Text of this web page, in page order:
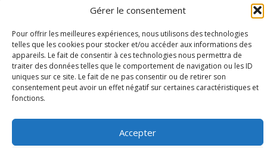
Gérer le consentement
Pour offrir les meilleures expériences, nous utilisons des technologies
telles que les cookies pour stocker et/ou accéder aux informations des
appareils. Le fait de consentir à ces technologies nous permettra de
traiter des données telles que le comportement de navigation ou les ID
uniques sur ce site. Le fait de ne pas consentir ou de retirer son
consentement peut avoir un effet négatif sur certaines caractéristiques et
fonctions.
Accepter
06 Juil 2026
Étude d’évaluabilité des Structures
d’accompagnement à l’autocréation d’emploi (SAACE)
01 Juil 2026
Pénurie du personnel infirmier :quels indicateurs
Wallonie ?